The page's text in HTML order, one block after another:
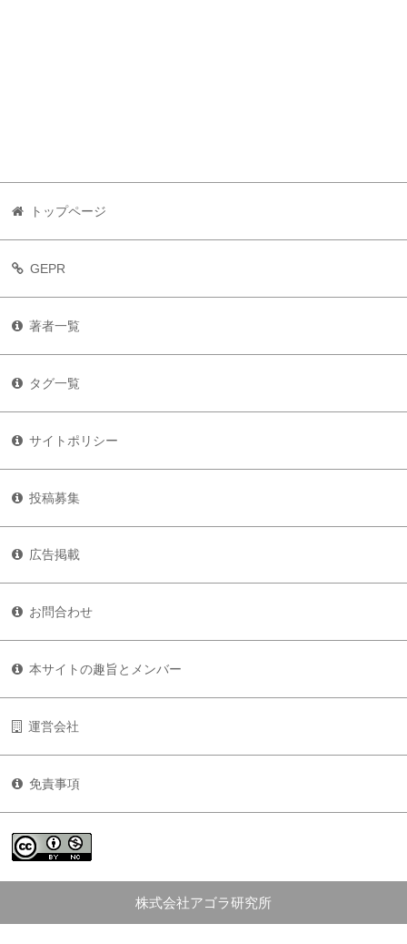
トップページ
GEPR
著者一覧
タグ一覧
サイトポリシー
投稿募集
広告掲載
お問合わせ
本サイトの趣旨とメンバー
運営会社
免責事項
株式会社アゴラ研究所